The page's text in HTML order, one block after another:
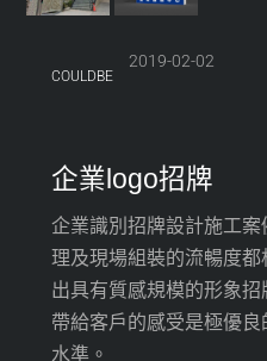
COULDBE
2019-02-02
企業logo招牌
企業識別招牌設計施工
理及現場組裝的流暢度
出具有質感規模的形象
帶給客戶的感受是極優
水準。